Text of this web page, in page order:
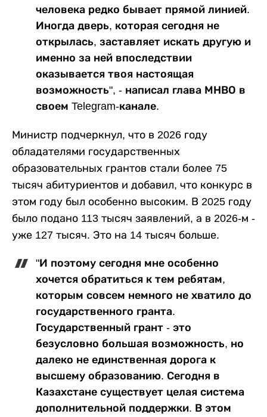
человека редко бывает прямой линией.
Иногда дверь, которая сегодня не
открылась, заставляет искать другую и
именно за ней впоследствии
оказывается твоя настоящая
возможность", - написал глава МНВО в
своем Telegram-канале.
Министр подчеркнул, что в 2026 году
обладателями государственных
образовательных грантов стали более 75
тысяч абитуриентов и добавил, что конкурс в
этом году был особенно высоким. В 2025 году
было подано 113 тысяч заявлений, а в 2026-м -
уже 127 тысяч. Это на 14 тысяч больше.
"И поэтому сегодня мне особенно
хочется обратиться к тем ребятам,
которым совсем немного не хватило до
государственного гранта.
Государственный грант - это
безусловно большая возможность, но
далеко не единственная дорога к
высшему образованию. Сегодня в
Казахстане существует целая система
дополнительной поддержки. В этом